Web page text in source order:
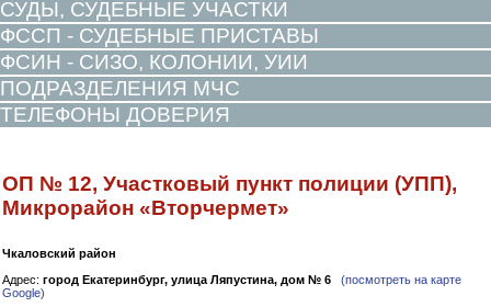
СУДЫ, СУДЕБНЫЕ УЧАСТКИ
ФССП - СУДЕБНЫЕ ПРИСТАВЫ
ФСИН - СИЗО, КОЛОНИИ, УИИ
ПОДРАЗДЕЛЕНИЯ МЧС
ТЕЛЕФОНЫ ДОВЕРИЯ
ОП № 12, Участковый пункт полиции (УПП),
Микрорайон «Вторчермет»
Чкаловский район
Адрес: город Екатеринбург, улица Ляпустина, дом № 6
(посмотреть на карте
Google)